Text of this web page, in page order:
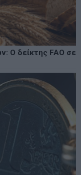
Ο δείκτης FAO σε